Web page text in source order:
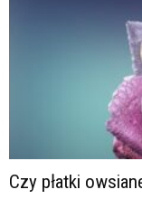
Czy płatki